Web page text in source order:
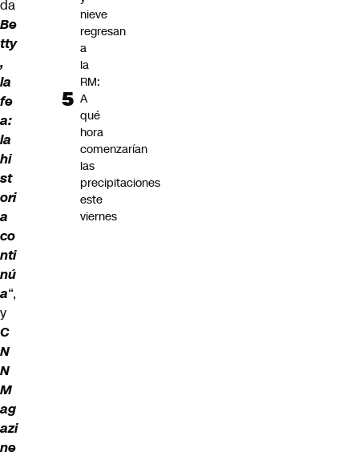
da
Be
tty
,
la
fe
a:
la
hi
st
ori
a
co
nti
nú
a“,
y
C
N
N
M
ag
azi
ne
nieve
regresan
a
la
RM:
A
qué
hora
comenzarían
las
precipitaciones
este
viernes